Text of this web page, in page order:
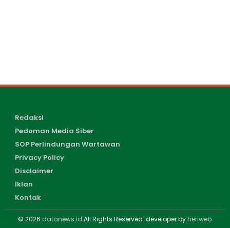
Redaksi
Pedoman Media Siber
SOP Perlindungan Wartawan
Privacy Policy
Disclaimer
Iklan
Kontak
© 2026 datanews.id All Rights Reserved. developer byheriweb